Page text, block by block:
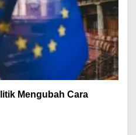
Mengubah Cara